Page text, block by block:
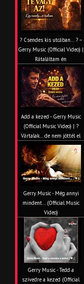
? Csendes kis utcában… ? –
Gerry Music (Official Video) |
Rátaláltam én
Add a kezed - Gerry Music
(Official Music Video) | ?
Vártalak… de nem jöttél el
Gerry Music - Még annyi
mindent... (Official Music
Video)
Gerry Music - Tedd a
szívedre a kezed (Official